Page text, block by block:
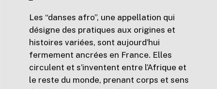
Les “danses afro”, une appellation qui
désigne des pratiques aux origines et
histoires variées, sont aujourd’hui
fermement ancrées en France. Elles
circulent et s’inventent entre l’Afrique et
le reste du monde, prenant corps et sens